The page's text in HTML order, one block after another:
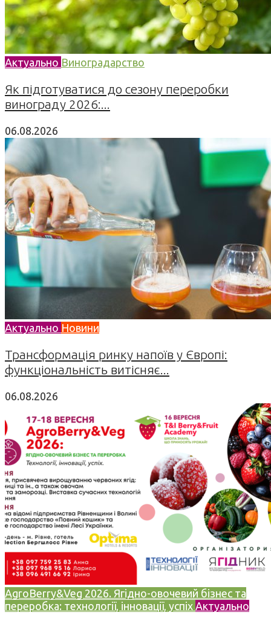
Актуально Виноградарство
Як підготуватися до сезону переробки
винограду 2026:...
06.08.2026
Актуально Новини
Трансформація ринку напоїв у Європі:
функціональність витісняє...
06.08.2026
AgroBerry&Veg 2026. Ягідно-овочевий бізнес та
переробка: технології, інновації, успіх Актуально